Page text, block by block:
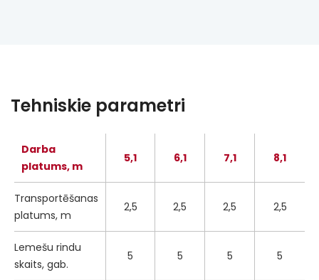
Tehniskie parametri
Darba
platums, m
5,1 6,1 7,1 8,1
Transportēšanas
platums, m
2,5 2,5 2,5 2,5
Lemešu rindu
skaits, gab.
5 5 5 5